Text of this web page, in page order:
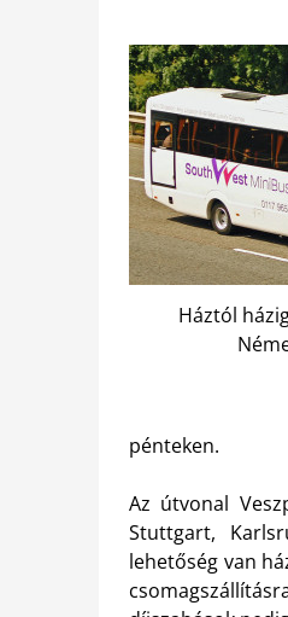
Háztól
pénteken.
Az útvonal
Stuttgart,
lehetőség van